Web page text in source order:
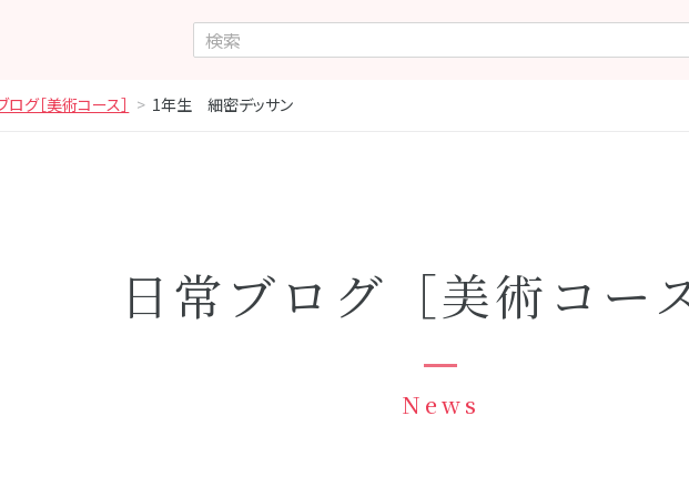
ログ［美術コース］ 1年生 細密デッサン
日常ブログ［美術コー
News